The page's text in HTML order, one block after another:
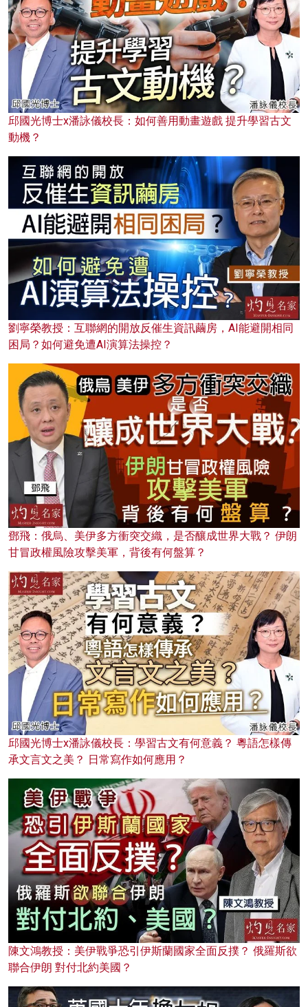
邱國光博士x潘詠儀校長：如何善用動畫遊戲 提升學習古文
動機？
劉寧榮教授：互聯網的開放反催生資訊繭房，AI能避開相同
困局？如何避免遭AI演算法操控？
鄧飛：俄烏、美伊多方衝突交織，是否釀成世界大戰？ 伊朗
甘冒政權風險攻擊美軍，背後有何盤算？
邱國光博士x潘詠儀校長：學習古文有何意義？ 粵語怎樣傳
承文言文之美？ 日常寫作如何應用？
陳文鴻教授：美伊戰爭恐引伊斯蘭國家全面反撲？ 俄羅斯欲
聯合伊朗 對付北約美國？